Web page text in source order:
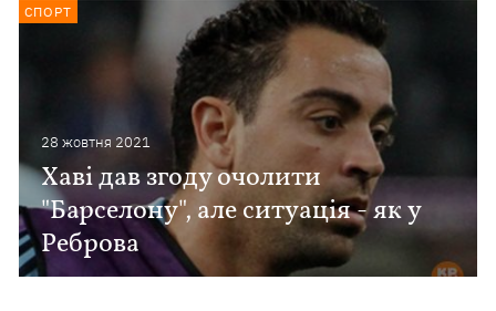
28 жовтня 2021
Хаві дав згоду очолити
"Барселону", але ситуація - як у
Реброва
СПОРТ